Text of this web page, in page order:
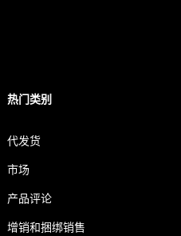
热门类别
代发货
市场
产品评论
增销和捆绑销售